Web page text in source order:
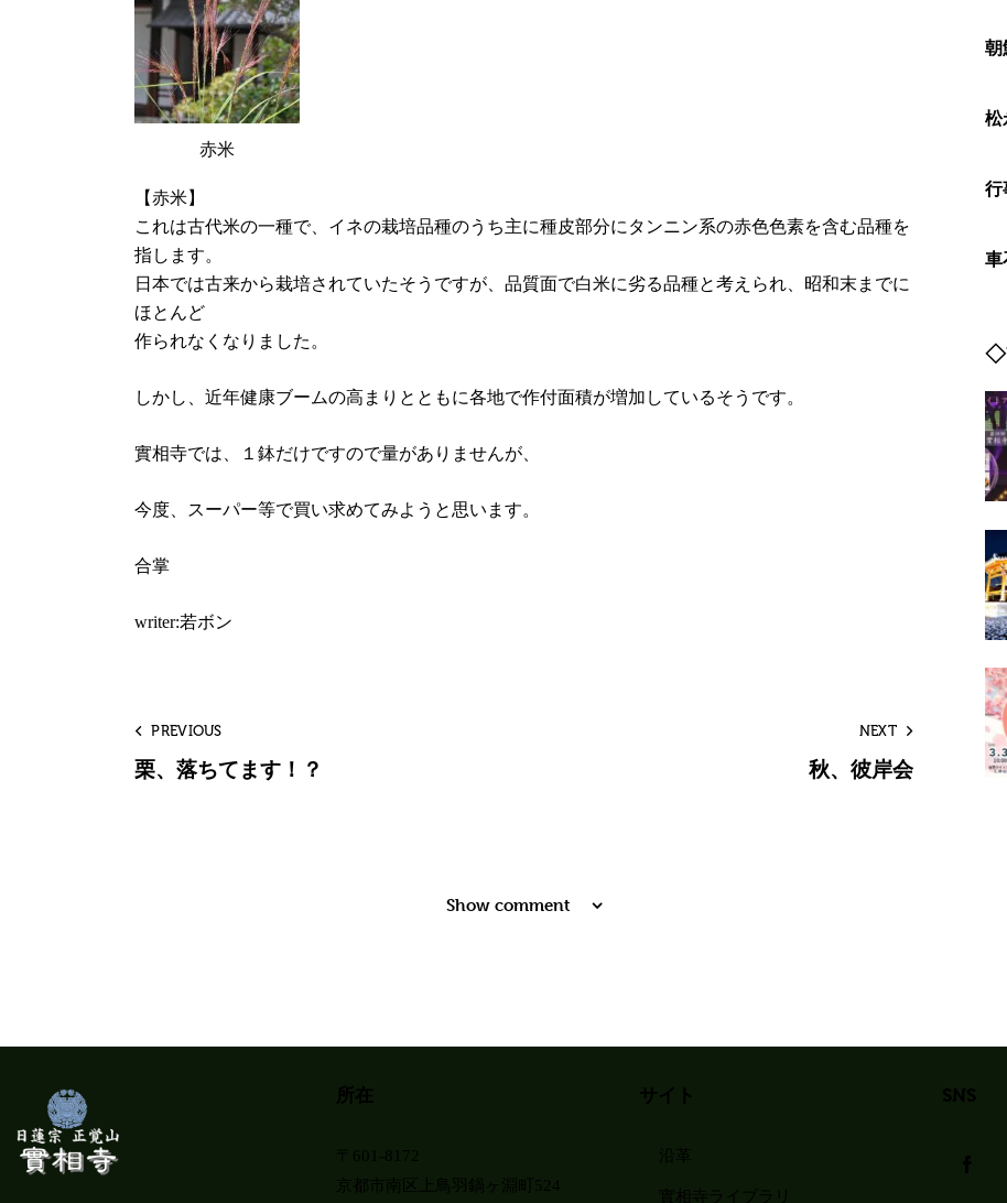
赤米
【赤米】
これは古代米の一種で、イネの栽培品種のうち主に種皮部分にタンニン系の赤色色素を含む品種を
指します。
日本では古来から栽培されていたそうですが、品質面で白米に劣る品種と考えられ、昭和末までに
ほとんど
作られなくなりました。
しかし、近年健康ブームの高まりとともに各地で作付面積が増加しているそうです。
實相寺では、１鉢だけですので量がありませんが、
今度、スーパー等で買い求めてみようと思います。
合掌
writer:若ボン
PREVIOUS
栗、落ちてます！？
NEXT
秋、彼岸会
Show comment
朝
松
行
車
所在
〒601-8172
京都市南区上鳥羽鍋ヶ淵町524
サイト
沿革
實相寺ライブラリ
SNS